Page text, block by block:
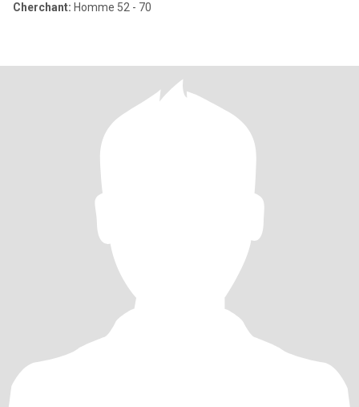
Cherchant: Homme 52 - 70